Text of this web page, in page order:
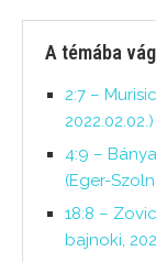
A témába vág
2:7 –
2022.02.02.)
4:9 –
(Eger-
18:8 –
bajnoki,